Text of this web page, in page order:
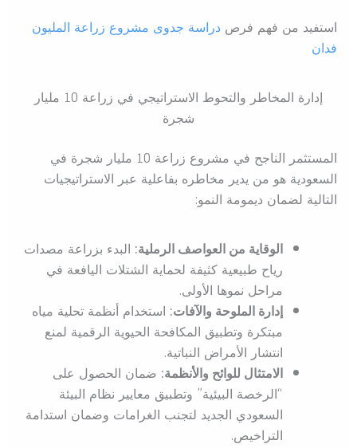
استفيد من فهم فرص دراسة جدوى مشروع زراعة المليون
فدان
إدارة المخاطر والتحوط الاستراتيجي في زراعة 10 مليار
شجرة
المستثمر الناجح في مشروع زراعة 10 مليار شجرة في
السعودية هو من يدير مخاطره بفاعلية عبر الاستراتيجيات
التالية لضمان ديمومة النمو:
الوقاية من العواصف الرملية:البدء بزراعة مصدات
رياح طبيعية كثيفة لحماية الشتلات اليافعة في
مراحل نموها الأولى.
إدارة الملوحة والآفات:استخدام أنظمة تحلية مياه
مبتكرة وتطبيق المكافحة الحيوية الرقمية لمنع
انتشار الأمراض النباتية.
الامتثال للوائح والأنظمة:ضمان الحصول على
“الرخصة البيئية” وتطبيق معايير نظام البيئة
السعودي الجديد لتجنب الغرامات وضمان استدامة
التراخيص.